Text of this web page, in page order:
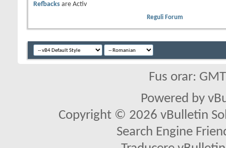
Refbacks are Activ
Reguli Forum
Fus orar:
Powered by
Copyright © 2026 vBulletin
Search Engine